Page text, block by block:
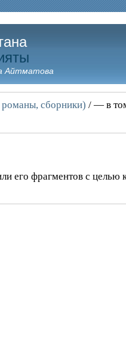
Айтматова
романы, сборники) / — в
его фрагментов с целью